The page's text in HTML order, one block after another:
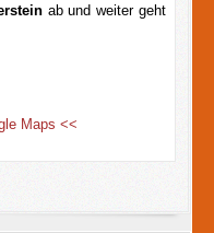
ab und weiter geht
Maps <<